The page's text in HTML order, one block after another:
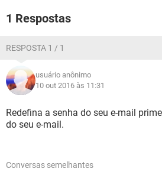
1 Respostas
RESPOSTA 1 / 1
usuário anônimo
10 out 2016 às 11:31
Redefina a senha do seu e-mail
do seu e-mail.
Conversas semelhantes